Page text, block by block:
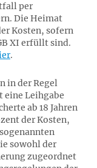
per
Die Heimat
Kosten, sofern
XI erfüllt sind.
.
in der Regel
eine Leihgabe
ab 18 Jahren
der Kosten,
sowohl der
zugeordnet